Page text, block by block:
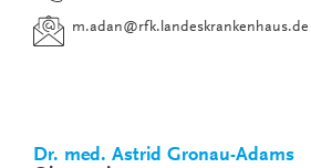
m.adan@rfk.landeskrankenhaus.de
Dr. med. Astrid Gronau-Adams